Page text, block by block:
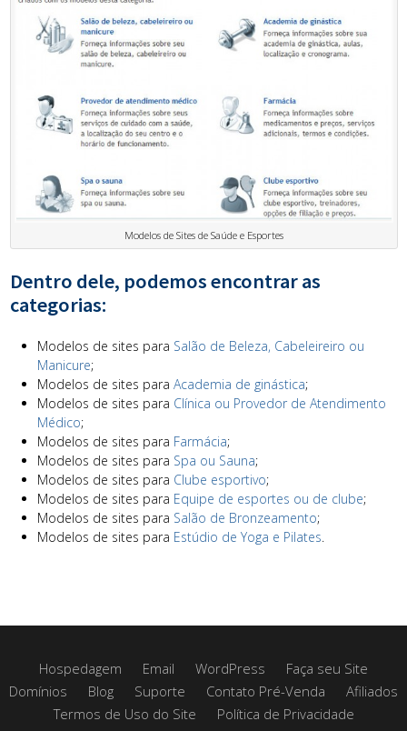
Modelos de Sites de Saúde e Esportes
Dentro dele, podemos encontrar as
categorias:
Modelos de sites para Salão de Beleza, Cabeleireiro ou
Manicure;
Modelos de sites para Academia de ginástica;
Modelos de sites para Clínica ou Provedor de Atendimento
Médico;
Modelos de sites para Farmácia;
Modelos de sites para Spa ou Sauna;
Modelos de sites para Clube esportivo;
Modelos de sites para Equipe de esportes ou de clube;
Modelos de sites para Salão de Bronzeamento;
Modelos de sites para Estúdio de Yoga e Pilates.
Hospedagem Email WordPress
Faça seu Site
Domínios
Blog Suporte Contato Pré-Venda
Afiliados
Termos de Uso do Site
Política de Privacidade